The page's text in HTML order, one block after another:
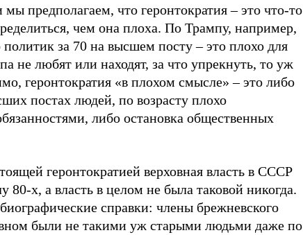
предполагаем, что геронтократия – это что-то
чем она плоха. По Трампу, например,
политик за 70 на высшем посту – это плохо для
не любят или находят, за что упрекнуть, то уж
геронтократия «в плохом смысле» – это либо
постах людей, по возрасту плохо
либо остановка общественных
геронтократией верховная власть в СССР
80-х, а власть в целом не была таковой никогда.
справки: члены брежневского
были не такими уж старыми людьми даже по